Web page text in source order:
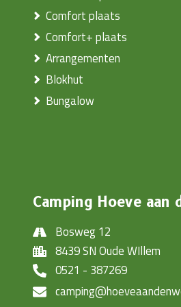
Comfort plaats
Comfort+ plaats
Arrangementen
Blokhut
Bungalow
Camping Hoeve aan
Bosweg 12
8439 SN Oude WIllem
0521 - 387269